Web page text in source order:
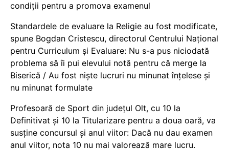
condiții pentru a promova examenul
Standardele de evaluare la Religie au fost modificate,
spune Bogdan Cristescu, directorul Centrului Național
pentru Curriculum și Evaluare: Nu s-a pus niciodată
problema să îi pui elevului notă pentru că merge la
Biserică / Au fost niște lucruri nu minunat înțelese și
nu minunat formulate
Profesoară de Sport din județul Olt, cu 10 la
Definitivat și 10 la Titularizare pentru a doua oară, va
susține concursul și anul viitor: Dacă nu dau examen
anul viitor, nota 10 nu mai valorează mare lucru.